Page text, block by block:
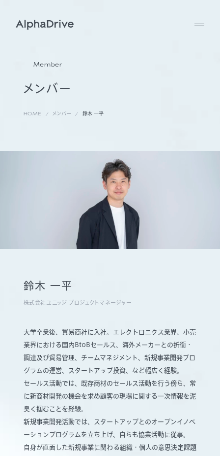
メンバー
Member
HOME メンバー 鈴木 一平
鈴木 一平
株式会社ユニッジ プロジェクトマネージャー
大学卒業後、貿易商社に入社。エレクトロニクス業界、小売
業界における国内BtoBセールス、海外メーカーとの折衝・
調達及び貿易管理、チームマネジメント、新規事業開発プロ
グラムの運営、スタートアップ投資、など幅広く経験。
セールス活動では、既存商材のセールス活動を行う傍ら、常
に新商材開発の機会を求め顧客の現場に関する一次情報を泥
臭く掴むことを経験。
新規事業開発活動では、スタートアップとのオープンイノベ
ーションプログラムを立ち上げ、自らも協業活動に従事。
自身が直面した新規事業に関わる組織・個人の意思決定課題